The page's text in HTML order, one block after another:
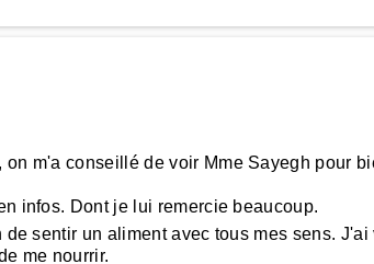
m'a conseillé de voir Mme Sayegh pour
infos. Dont je lui remercie beaucoup.
sentir un aliment avec tous mes sens. J'ai
me nourrir.